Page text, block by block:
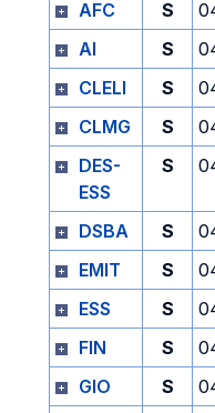
AFC
S
AI
S
CLELI
S
CLMG
S
DES-
ESS
S
DSBA S
EMIT
S
ESS
S
FIN
S
GIO
S